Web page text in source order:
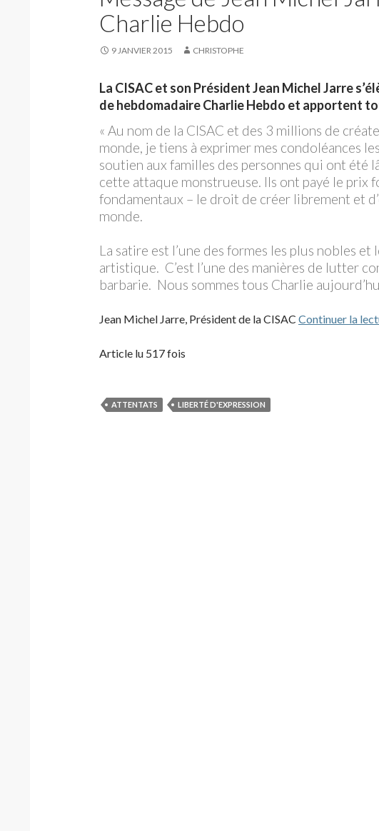
Charlie Hebdo
9 JANVIER 2015 CHRISTOPHE
La CISAC et son Président Jean Michel Jarre
de hebdomadaire Charlie Hebdo et apportent
« Au nom de la CISAC et des 3 millions de
monde, je tiens à exprimer mes condoléances
soutien aux familles des personnes qui ont été
cette attaque monstrueuse. Ils ont payé le prix
fondamentaux – le droit de créer librement et
monde.
La satire est l’une des formes les plus nobles
artistique. C’est l’une des manières de lutter
barbarie. Nous sommes tous Charlie
Jean Michel Jarre, Président de la CISAC Continuer la
Article lu 517 fois
ATTENTATS LIBERTÉ D'EXPRESSION